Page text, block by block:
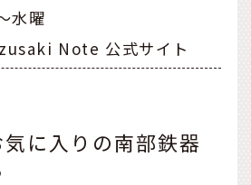
水曜
Note 公式サイト
気に入りの南部鉄器